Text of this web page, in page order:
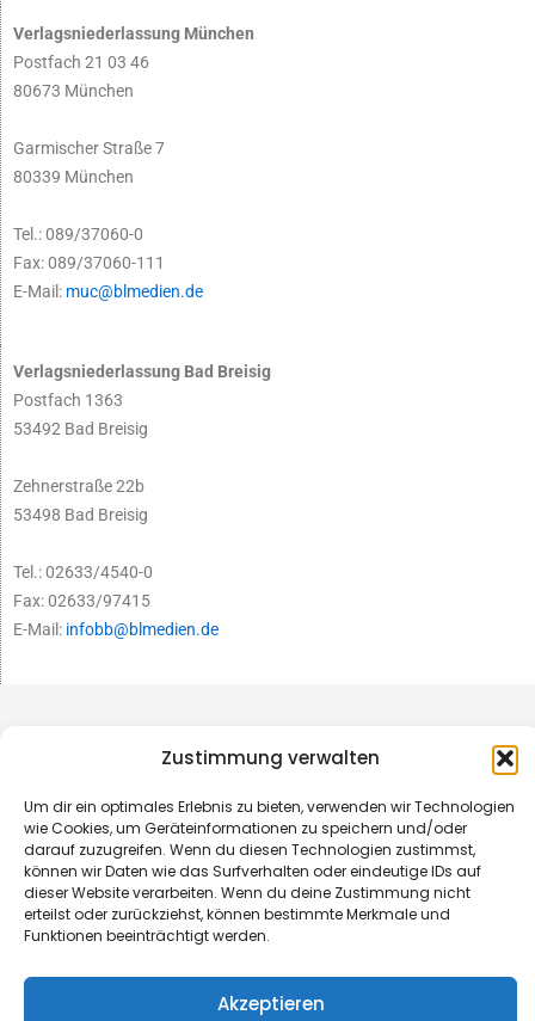
Zustimmung verwalten
Um dir ein optimales Erlebnis zu bieten, verwenden wir Technologien
wie Cookies, um Geräteinformationen zu speichern und/oder
darauf zuzugreifen. Wenn du diesen Technologien zustimmst,
können wir Daten wie das Surfverhalten oder eindeutige IDs auf
dieser Website verarbeiten. Wenn du deine Zustimmung nicht
erteilst oder zurückziehst, können bestimmte Merkmale und
Funktionen beeinträchtigt werden.
Akzeptieren
Verlagsniederlassung München
Postfach 21 03 46
80673 München
Garmischer Straße 7
80339 München
Tel.: 089/37060-0
Fax: 089/37060-111
E-Mail: muc@blmedien.de
Verlagsniederlassung Bad Breisig
Postfach 1363
53492 Bad Breisig
Zehnerstraße 22b
53498 Bad Breisig
Tel.: 02633/4540-0
Fax: 02633/97415
E-Mail: infobb@blmedien.de
© B&L MedienGesellschaft mbH & Co. KG